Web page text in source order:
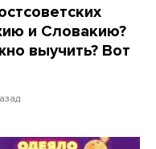
и Словакию?
выучить? Вот